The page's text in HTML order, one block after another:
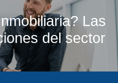
Las
del sector